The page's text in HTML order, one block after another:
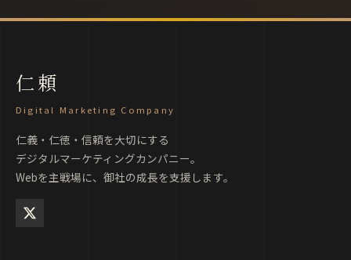
仁頼
Digital Marketing Company
仁義・仁徳・信頼を大切にする
デジタルマーケティングカンパニー。
Webを主戦場に、御社の成長を支援します。